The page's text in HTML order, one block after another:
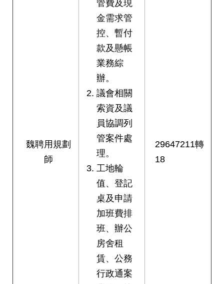
魏聘用規劃
師
管費及現
金需求管
控、暫付
款及懸帳
業務綜
辦。
議會相關
索資及議
員協調列
管案件處
理。
工地輪
值、登記
桌及申請
加班費排
班、辦公
房舍租
賃、公務
行政通案
29647211轉
18